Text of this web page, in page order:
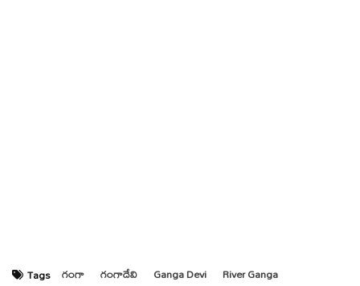
Tags గంగా గంగాదేవి Ganga Devi River Ganga